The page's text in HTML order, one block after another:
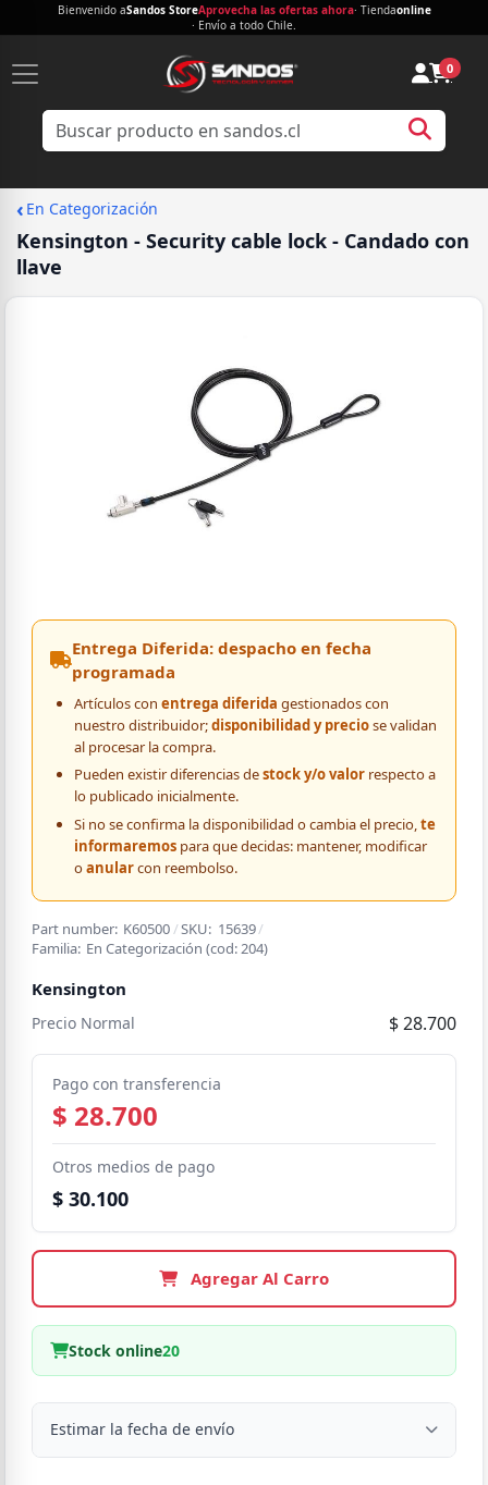
Bienvenido aSandos StoreAprovecha las ofertas ahora· Tiendaonline
· Envío a todo Chile.
0
‹ En Categorización
Kensington - Security cable lock - Candado con
llave
Entrega Diferida: despacho en fecha
programada
Artículos con entrega diferida gestionados con
nuestro distribuidor;disponibilidad y preciose validan
al procesar la compra.
Pueden existir diferencias destock y/o valorrespecto a
lo publicado inicialmente.
Si no se confirma la disponibilidad o cambia el precio,te
informaremospara que decidas: mantener, modificar
oanularcon reembolso.
Part number: K60500 /SKU: 15639/
Familia: En Categorización (cod: 204)
Kensington
Precio Normal $ 28.700
Pago con transferencia
$ 28.700
Otros medios de pago
$ 30.100
Agregar Al Carro
Stock online20
Estimar la fecha de envío
Despacho a domicilio